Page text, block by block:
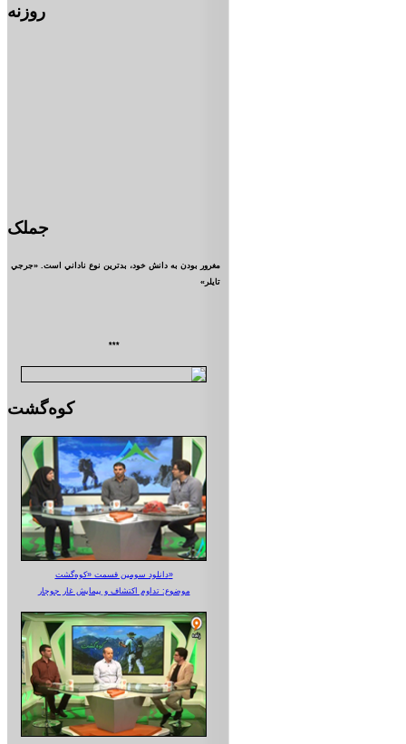
روزنه
جملک
مغرور بودن به دانش خود، بدترين نوع ناداني است. «جرجي
تايلر»
***
کوه‌گشت
دانلود سومین قسمت «کوه‌گشت»
موضوع: تداوم اکتشاف و پیمایش غار جوجار